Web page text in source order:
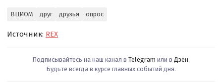
ВЦИОМ друг друзья опрос
Источник: REX
Подписывайтесь на наш канал в Telegram или в Дзен.
Будьте всегда в курсе главных событий дня.